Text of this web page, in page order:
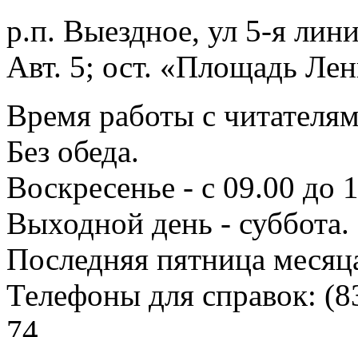
р.п. Выездное, ул 5-я
Авт. 5; ост. «Площадь
Время работы с
Без обеда.
Воскресенье - с 09.00 до
Выходной день - суббота.
Последняя пятница
Телефоны для справок: